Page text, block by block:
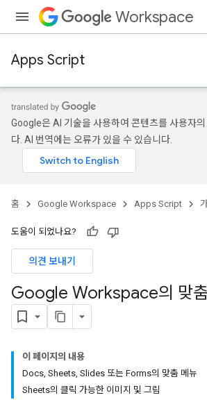
Workspace
Apps Script
Google은 AI 기술을 사용하여 콘텐츠를 사용자의
다. AI 번역에는 오류가 있을 수 있습니다.
홈 Google Workspace Apps Script
도움이 되었나요?
의견 보내기
Google Workspace의 맞
이 페이지의 내용
Docs, Sheets, Slides 또는 Forms의 맞춤 메뉴
Sheets의 클릭 가능한 이미지 및 그림